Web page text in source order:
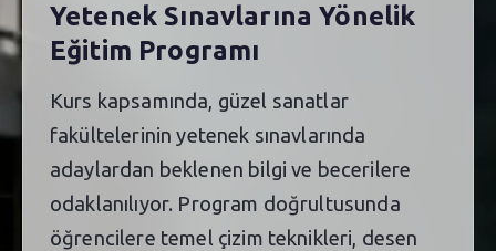
Yetenek Sınavlarına Yönelik
Eğitim Programı
Kurs kapsamında, güzel sanatlar
fakültelerinin yetenek sınavlarında
adaylardan beklenen bilgi ve becerilere
odaklanılıyor. Program doğrultusunda
öğrencilere temel çizim teknikleri, desen